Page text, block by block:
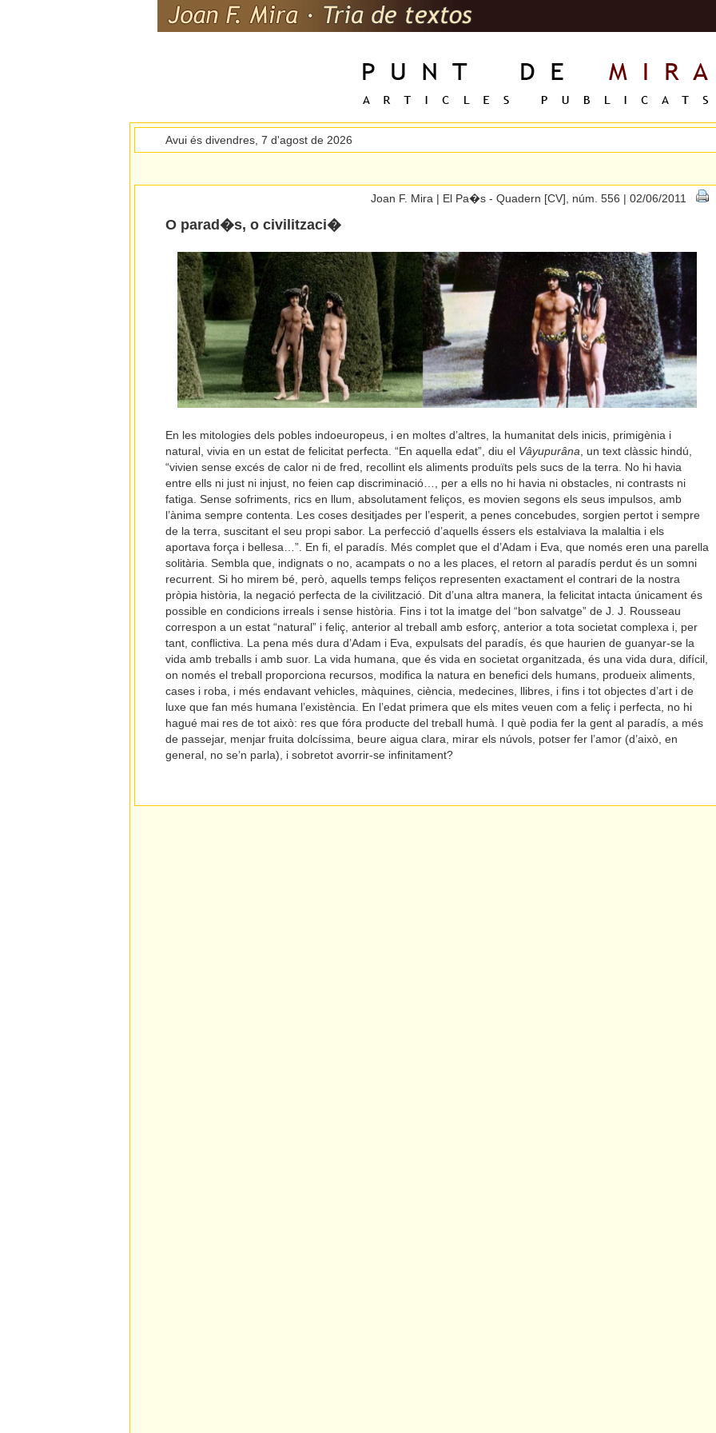
Avui és divendres, 7 d'agost de 2026
Joan F. Mira | El Pa�s - Quadern [CV], núm. 556 | 02/06/2011
O parad�s, o civilitzaci�
En les mitologies dels pobles indoeuropeus, i en moltes d’altres, la humanitat dels inicis, primigènia i
natural, vivia en un estat de felicitat perfecta. “En aquella edat”, diu el Vâyupurâna, un text clàssic hindú,
“vivien sense excés de calor ni de fred, recollint els aliments produïts pels sucs de la terra. No hi havia
entre ells ni just ni injust, no feien cap discriminació…, per a ells no hi havia ni obstacles, ni contrasts ni
fatiga. Sense sofriments, rics en llum, absolutament feliços, es movien segons els seus impulsos, amb
l’ànima sempre contenta. Les coses desitjades per l’esperit, a penes concebudes, sorgien pertot i sempre
de la terra, suscitant el seu propi sabor. La perfecció d’aquells éssers els estalviava la malaltia i els
aportava força i bellesa…”. En fi, el paradís. Més complet que el d’Adam i Eva, que només eren una parella
solitària. Sembla que, indignats o no, acampats o no a les places, el retorn al paradís perdut és un somni
recurrent. Si ho mirem bé, però, aquells temps feliços representen exactament el contrari de la nostra
pròpia història, la negació perfecta de la civilització. Dit d’una altra manera, la felicitat intacta únicament és
possible en condicions irreals i sense història. Fins i tot la imatge del “bon salvatge” de J. J. Rousseau
correspon a un estat “natural” i feliç, anterior al treball amb esforç, anterior a tota societat complexa i, per
tant, conflictiva. La pena més dura d’Adam i Eva, expulsats del paradís, és que haurien de guanyar-se la
vida amb treballs i amb suor. La vida humana, que és vida en societat organitzada, és una vida dura, difícil,
on només el treball proporciona recursos, modifica la natura en benefici dels humans, produeix aliments,
cases i roba, i més endavant vehicles, màquines, ciència, medecines, llibres, i fins i tot objectes d’art i de
luxe que fan més humana l’existència. En l’edat primera que els mites veuen com a feliç i perfecta, no hi
hagué mai res de tot això: res que fóra producte del treball humà. I què podia fer la gent al paradís, a més
de passejar, menjar fruita dolcíssima, beure aigua clara, mirar els núvols, potser fer l’amor (d’això, en
general, no se’n parla), i sobretot avorrir-se infinitament?